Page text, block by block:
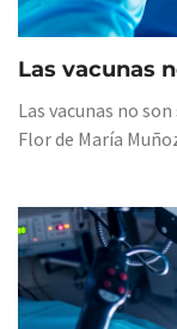
Las vacunas
Las vacunas no
Flor de María